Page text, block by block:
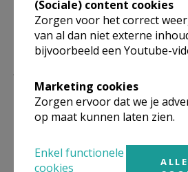
(Sociale) content cookies
Zorgen voor het correct
van al dan niet externe
bijvoorbeeld een Youtube-
Marketing cookies
Zorgen ervoor dat we je
op maat kunnen laten zien.
Enkel functionele
cookies
ALLE